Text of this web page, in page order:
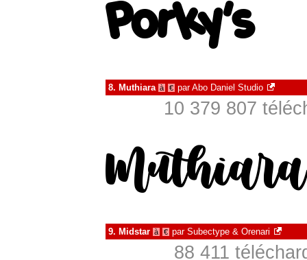
8. Muthiara à € parAbo Daniel Studio
10 379 807
9. Midstar à € par Subectype & Orenari
88 411